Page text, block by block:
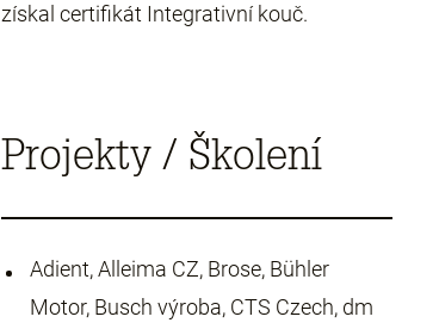
získal certifikát Integrativní kouč.
Projekty / Školení
Adient, Alleima CZ, Brose, Bühler
Motor, Busch výroba, CTS Czech, dm